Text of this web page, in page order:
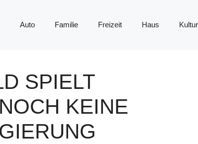
Auto Familie Freizeit Haus Kultur
SPIELT
KEINE